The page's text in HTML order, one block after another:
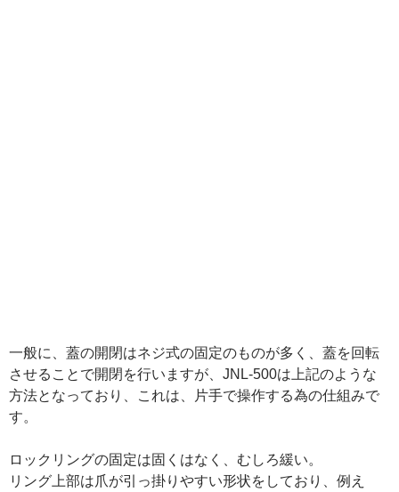
一般に、蓋の開閉はネジ式の固定のものが多く、蓋を回転
させることで開閉を行いますが、JNL-500は上記のような
方法となっており、これは、片手で操作する為の仕組みで
す。
ロックリングの固定は固くはなく、むしろ緩い。
リング上部は爪が引っ掛りやすい形状をしており、例え